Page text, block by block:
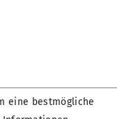
eine bestmögliche